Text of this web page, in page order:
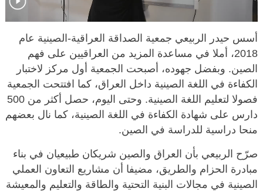
أسس حيدر الربيعي جمعية الصداقة العراقية-الصينية عام
2018، أملا في مساعدة المزيد من العراقيين على فهم
الصين. وبفضل جهوده، أصبحت الجمعية أول مركز لاختبار
الكفاءة في اللغة الصينية داخل العراق، كما افتتحت الجمعية
فصولا لتعليم اللغة الصينية. وحتى اليوم، حصل أكثر من 500
دارس على شهادة الكفاءة في اللغة الصينية، كما نال بعضهم
منحا دراسية للدراسة في الصين.
صرّح الربيعي بأن العراق والصين شريكان طبيعيان في بناء
مبادرة الحزام والطريق، مضيفا أن مشاريع التعاون العملي
الصينية في مجالات البنية التحتية والطاقة والتعليم والمعيشة